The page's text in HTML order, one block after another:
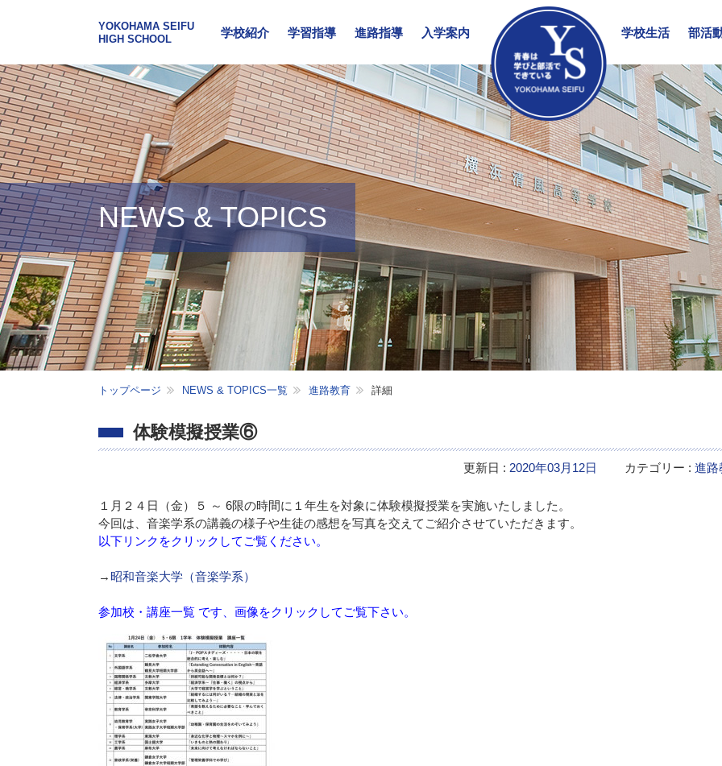
YOKOHAMA SEIFU
HIGH SCHOOL
学校紹介 学習指導 進路指導 入学案内 学校生活 部活
NEWS & TOPICS
トップページ NEWS & TOPICS一覧 進路教育 詳細
体験模擬授業⑥
更新日 : 2020年03月12日 カテゴリー : 進路
１月２４日（金）５ ～ 6限の時間に１年生を対象に体験模擬授業を実施いたしました。
今回は、音楽学系の講義の様子や生徒の感想を写真を交えてご紹介させていただきます。
以下リンクをクリックしてご覧ください。
→ 昭和音楽大学（音楽学系）
参加校・講座一覧 です、画像をクリックしてご覧下さい。